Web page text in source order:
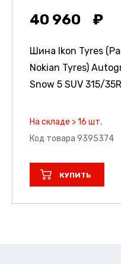
40 960
Шина Ikon Tyres
Nokian Tyres)
Snow 5 SUV 315/
На складе > 16 шт.
Код товара 9395374
КУПИТЬ